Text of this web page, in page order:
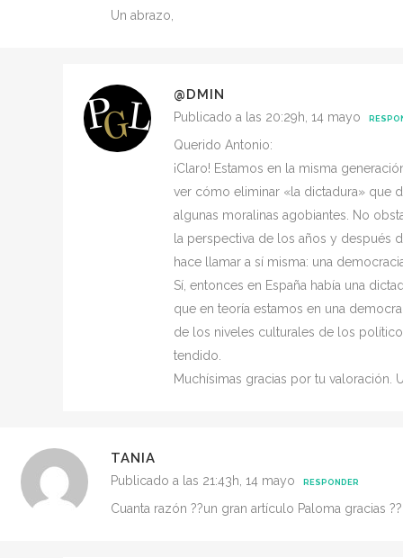
Un abrazo,
@DMIN
Publicado a las 20:29h, 14 mayo
Querido Antonio:
¡Claro! Estamos en la misma
ver cómo eliminar «la dictadura» que
algunas moralinas agobiantes. No
la perspectiva de los años y después
hace llamar a sí misma: una
Sí, entonces en España había una
que en teoría estamos en una
de los niveles culturales de los
tendido.
Muchísimas gracias por tu valoración.
TANIA
Publicado a las 21:43h, 14 mayo RESPONDER
Cuanta razón ??un gran artículo Paloma gracias ??